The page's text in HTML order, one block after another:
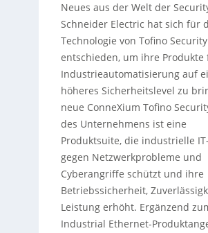
Neues aus der Welt der
Schneider Electric hat sich für
Technologie von Tofino Security
entschieden, um ihre Produkte
Industrieautomatisierung auf
höheres Sicherheitslevel zu
neue ConneXium Tofino
des Unternehmens ist eine
Produktsuite, die industrielle
gegen Netzwerkprobleme und
Cyberangriffe schützt und ihre
Betriebssicherheit,
Leistung erhöht. Ergänzend
Industrial Ethernet-